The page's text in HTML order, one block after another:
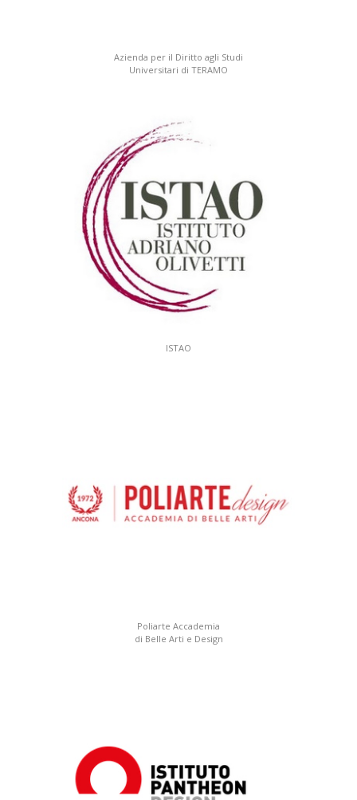
Azienda per il Diritto agli Studi
Universitari di TERAMO
ISTAO
Poliarte Accademia
di Belle Arti e Design